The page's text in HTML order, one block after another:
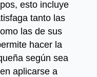
esto incluye
tanto las
las de sus
hacer la
según sea
aplicarse a